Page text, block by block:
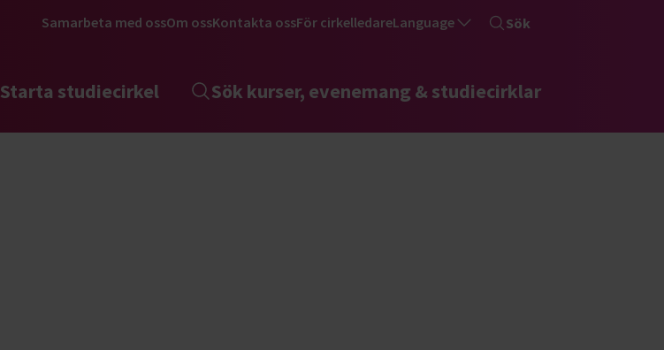
Samarbeta med ossOm ossKontakta ossFör cirkelledareLanguage Sök
Starta studiecirkel Sök kurser, evenemang & studiecirklar